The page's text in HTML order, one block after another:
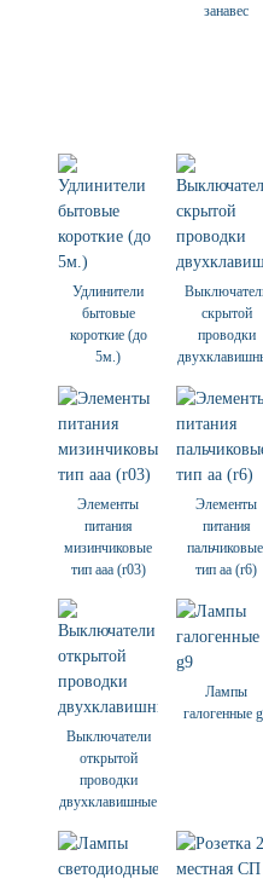
занавес
Удлинители
бытовые
короткие (до
5м.)
скрытой
проводки
Элементы
питания
мизинчиковые
тип ааа (r03)
Элементы
питания
тип аа (r6)
Выключатели
открытой
проводки
двухклавишные
Лампы
галогенные